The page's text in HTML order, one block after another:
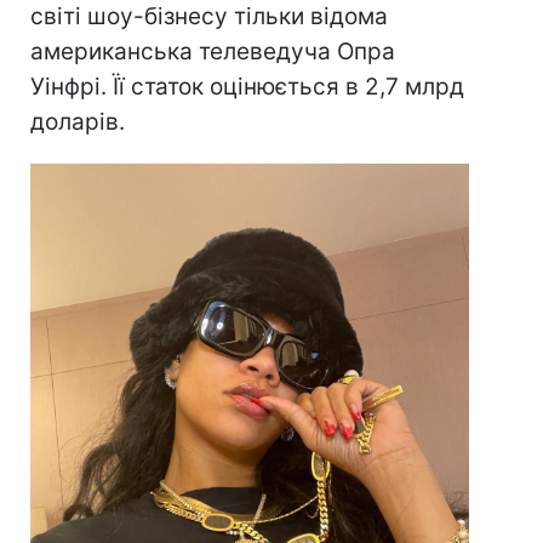
світі шоу-бізнесу тільки відома
американська телеведуча Опра
Уінфрі. Її статок оцінюється в 2,7 млрд
доларів.